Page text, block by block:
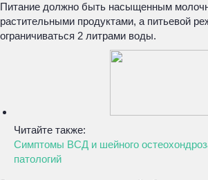
Питание должно быть насыщенным
растительными продуктами, а питьевой
ограничиваться 2 литрами воды.
Читайте также:
Симптомы ВСД и шейного
патологий